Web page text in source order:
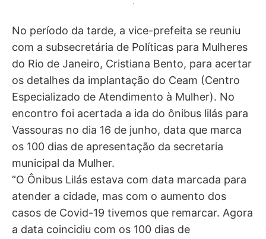
No período da tarde, a vice-prefeita se reuniu
com a subsecretária de Políticas para Mulheres
do Rio de Janeiro, Cristiana Bento, para acertar
os detalhes da implantação do Ceam (Centro
Especializado de Atendimento à Mulher). No
encontro foi acertada a ida do ônibus lilás para
Vassouras no dia 16 de junho, data que marca
os 100 dias de apresentação da secretaria
municipal da Mulher.
“O Ônibus Lilás estava com data marcada para
atender a cidade, mas com o aumento dos
casos de Covid-19 tivemos que remarcar. Agora
a data coincidiu com os 100 dias de